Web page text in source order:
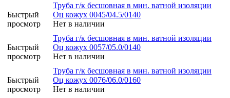
Быстрый
просмотр
Труба г/к бесшовная в мин. ватной изоляции
Оц кожух 0045/04.5/0140
Нет в наличии
Быстрый
просмотр
Труба г/к бесшовная в мин. ватной изоляции
Оц кожух 0057/05.0/0140
Нет в наличии
Быстрый
просмотр
Труба г/к бесшовная в мин. ватной изоляции
Оц кожух 0076/06.0/0160
Нет в наличии